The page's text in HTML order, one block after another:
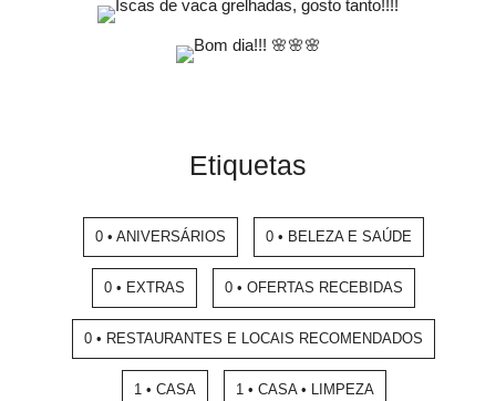
Etiquetas
0 • ANIVERSÁRIOS 0 • BELEZA E SAÚDE
0 • EXTRAS 0 • OFERTAS RECEBIDAS
0 • RESTAURANTES E LOCAIS RECOMENDADOS
1 • CASA 1 • CASA • LIMPEZA